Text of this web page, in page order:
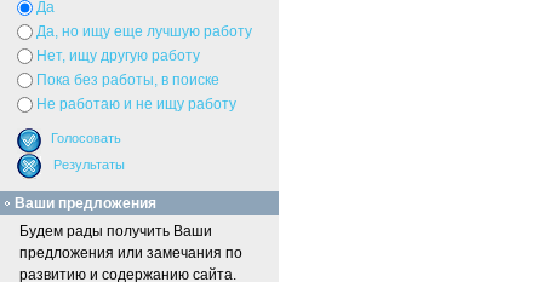
Да
Да, но ищу еще лучшую работу
Нет, ищу другую работу
Пока без работы, в поиске
Не работаю и не ищу работу
Ваши предложения
Будем рады получить Ваши
предложения или замечания по
развитию и содержанию сайта.